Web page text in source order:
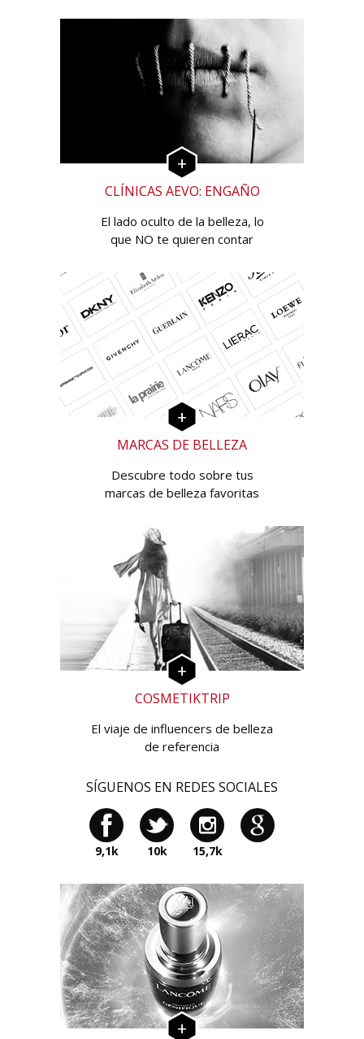
CLÍNICAS AEVO: ENGAÑO
El lado oculto de la belleza, lo
que NO te quieren contar
MARCAS DE BELLEZA
Descubre todo sobre tus
marcas de belleza favoritas
COSMETIKTRIP
El viaje de influencers de belleza
de referencia
SÍGUENOS EN REDES SOCIALES
9,1k 10k 15,7k